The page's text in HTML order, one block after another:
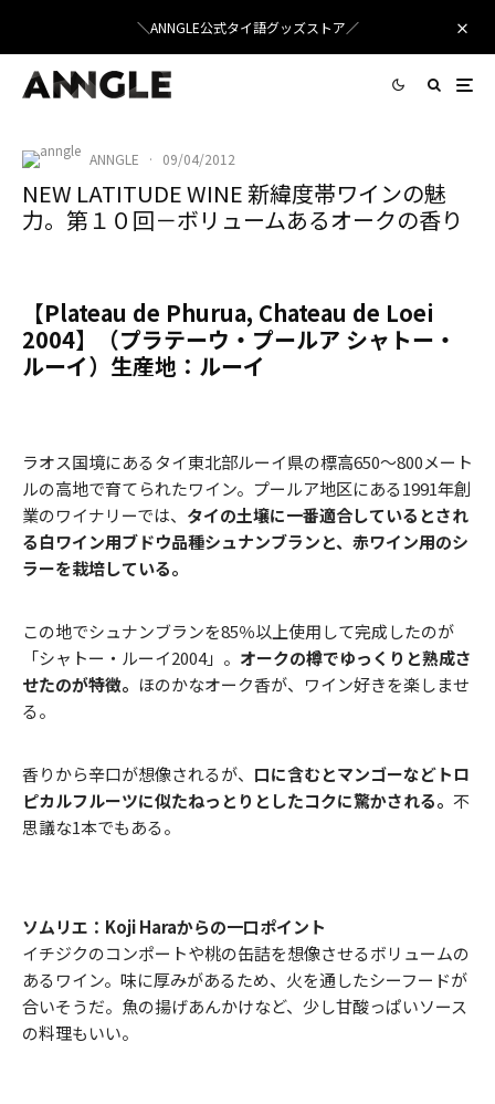
＼ANNGLE公式タイ語グッズストア／
ANNGLE · 09/04/2012
NEW LATITUDE WINE 新緯度帯ワインの魅
力。第１０回－ボリュームあるオークの香り
【Plateau de Phurua, Chateau de Loei
2004】（プラテーウ・プールア シャトー・
ルーイ）生産地：ルーイ
ラオス国境にあるタイ東北部ルーイ県の標高650～800メート
ルの高地で育てられたワイン。プールア地区にある1991年創
業のワイナリーでは、 タイの土壌に一番適合しているとされ
る白ワイン用ブドウ品種シュナンブランと、赤ワイン用のシ
ラーを栽培している。
この地でシュナンブランを85％以上使用して完成したのが
「シャトー・ルーイ2004」。 オークの樽でゆっくりと熟成さ
せたのが特徴。 ほのかなオーク香が、ワイン好きを楽しませ
る。
香りから辛口が想像されるが、 口に含むとマンゴーなどトロ
ピカルフルーツに似たねっとりとしたコクに驚かされる。 不
思議な1本でもある。
ソムリエ：Koji Haraからの一口ポイント
イチジクのコンポートや桃の缶詰を想像させるボリュームの
あるワイン。味に厚みがあるため、火を通したシーフードが
合いそうだ。魚の揚げあんかけなど、少し甘酸っぱいソース
の料理もいい。